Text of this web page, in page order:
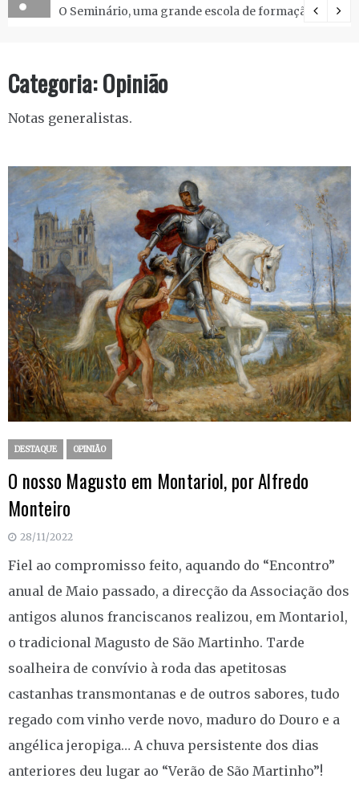
O Seminário, uma grande escola de formação.
Categoria:Opinião
Notas generalistas.
DESTAQUE OPINIÃO
O nosso Magusto em Montariol, por Alfredo
Monteiro
28/11/2022
Fiel ao compromisso feito, aquando do “Encontro”
anual de Maio passado, a direcção da Associação dos
antigos alunos franciscanos realizou, em Montariol,
o tradicional Magusto de São Martinho. Tarde
soalheira de convívio à roda das apetitosas
castanhas transmontanas e de outros sabores, tudo
regado com vinho verde novo, maduro do Douro e a
angélica jeropiga… A chuva persistente dos dias
anteriores deu lugar ao “Verão de São Martinho”!